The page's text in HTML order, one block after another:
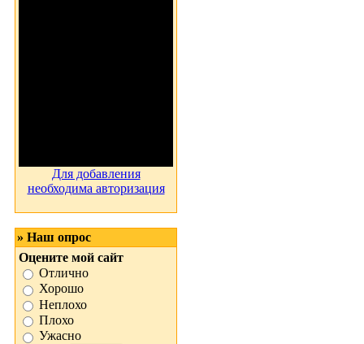
Для добавления
необходима авторизация
» Наш опрос
Оцените мой сайт
Отлично
Хорошо
Неплохо
Плохо
Ужасно